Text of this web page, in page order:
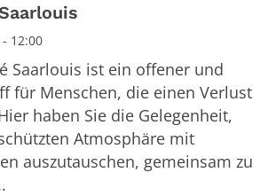
12:00
Saarlouis ist ein offener und
für Menschen, die einen Verlust
haben Sie die Gelegenheit,
Atmosphäre mit
auszutauschen, gemeinsam zu